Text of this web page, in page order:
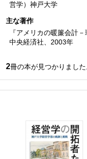
営学）神戸大学
主な著作
『アメリカの暖簾会計
中央経済社、2003年
2冊の本が見つかりまし